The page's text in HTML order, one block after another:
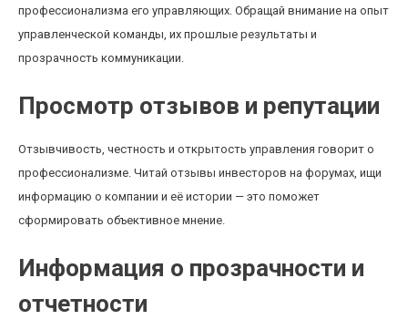
профессионализма его управляющих. Обращай внимание на опыт
управленческой команды, их прошлые результаты и
прозрачность коммуникации.
Просмотр отзывов и репутации
Отзывчивость, честность и открытость управления говорит о
профессионализме. Читай отзывы инвесторов на форумах, ищи
информацию о компании и её истории — это поможет
сформировать объективное мнение.
Информация о прозрачности и
отчетности